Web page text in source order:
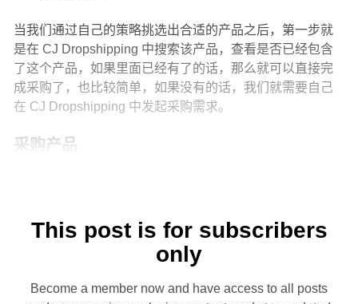
当我们通过自己的策略挑选出合适的产品之后，第一步就
是在 CJ Dropshipping 中搜索该产品，查看是否已经包含
了这个产品，如果里面已经有了的话，那么就可以直接完
成采购了，也比较简单，如果没有的话，我们就需要自己
在 CJ Dropshipping 中发起采购需求。
采购产品
This post is for subscribers
only
Become a member now and have access to all posts